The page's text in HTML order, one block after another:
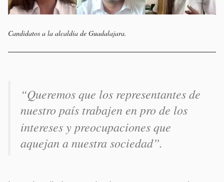
Candidatos a la alcaldía de Guadalajara.
“Queremos que los representantes de
nuestro país trabajen en pro de los
intereses y preocupaciones que
aquejan a nuestra sociedad”.